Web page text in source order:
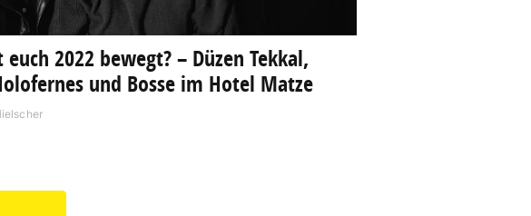
euch 2022 bewegt? – Düzen Tekkal,
und Bosse im Hotel Matze